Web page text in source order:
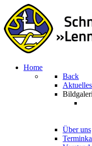
Home
Back
Aktuelles
Über uns